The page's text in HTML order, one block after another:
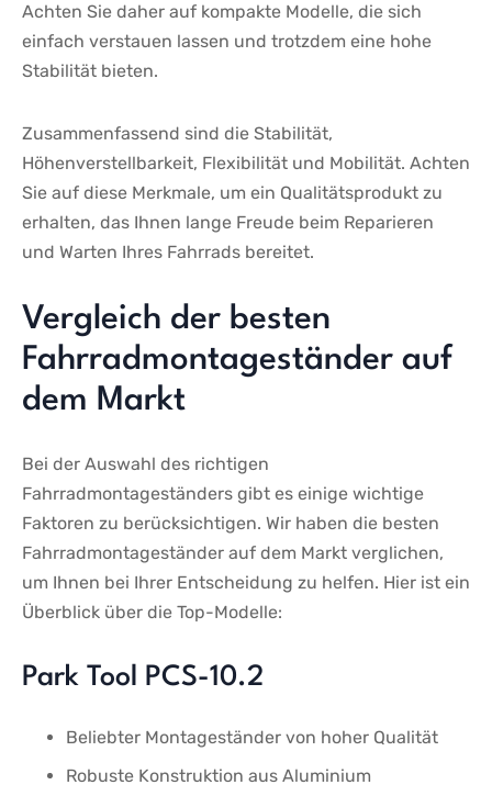
Achten Sie daher auf ‌kompakte Modelle, die sich
einfach verstauen lassen und trotzdem eine hohe
Stabilität bieten.
Zusammenfassend sind die⁣ Stabilität,
Höhenverstellbarkeit,⁣ Flexibilität und Mobilität. Achten
‌Sie auf‌ diese Merkmale, ⁤um ein Qualitätsprodukt zu
erhalten, ⁣das Ihnen lange Freude beim Reparieren
und Warten Ihres ‍Fahrrads bereitet.
Vergleich der besten
‍Fahrradmontageständer auf
dem Markt
Bei der Auswahl des richtigen
⁣Fahrradmontageständers gibt es einige wichtige⁤
Faktoren zu berücksichtigen. Wir haben die besten
Fahrradmontageständer auf dem Markt verglichen,
um Ihnen bei Ihrer Entscheidung zu helfen. Hier ist ein
Überblick über⁣ die Top-Modelle:
Park Tool⁣ PCS-10.2
Beliebter Montageständer⁢ von hoher Qualität
Robuste Konstruktion aus Aluminium